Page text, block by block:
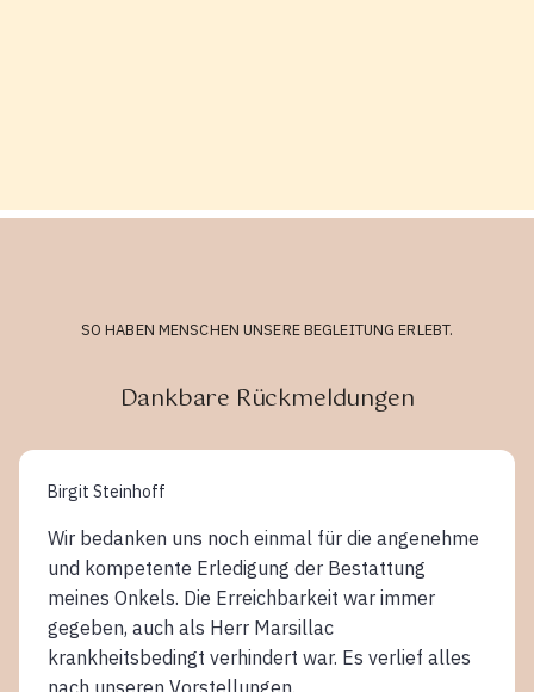
SO HABEN MENSCHEN UNSERE BEGLEITUNG ERLEBT.
Dankbare Rückmeldungen
Birgit Steinhoff
Wir bedanken uns noch einmal für die angenehme
und kompetente Erledigung der Bestattung
meines Onkels. Die Erreichbarkeit war immer
gegeben, auch als Herr Marsillac
krankheitsbedingt verhindert war. Es verlief alles